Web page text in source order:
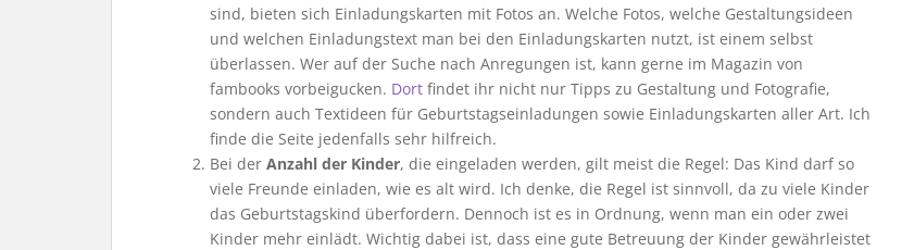
sind, bieten sich Einladungskarten mit Fotos an. Welche Fotos, welche Gestaltungsideen
und welchen Einladungstext man bei den Einladungskarten nutzt, ist einem selbst
überlassen. Wer auf der Suche nach Anregungen ist, kann gerne im Magazin von
fambooks vorbeigucken. Dort findet ihr nicht nur Tipps zu Gestaltung und Fotografie,
sondern auch Textideen für Geburtstagseinladungen sowie Einladungskarten aller Art. Ich
finde die Seite jedenfalls sehr hilfreich.
Bei der Anzahl der Kinder, die eingeladen werden, gilt meist die Regel: Das Kind darf so
viele Freunde einladen, wie es alt wird. Ich denke, die Regel ist sinnvoll, da zu viele Kinder
das Geburtstagskind überfordern. Dennoch ist es in Ordnung, wenn man ein oder zwei
Kinder mehr einlädt. Wichtig dabei ist, dass eine gute Betreuung der Kinder gewährleistet